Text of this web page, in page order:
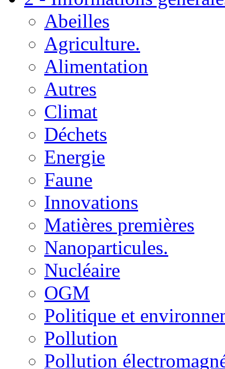
Abeilles
Agriculture.
Alimentation
Autres
Climat
Déchets
Energie
Faune
Innovations
Matières premières
Nanoparticules.
Nucléaire
OGM
Politique et
Pollution
Pollution